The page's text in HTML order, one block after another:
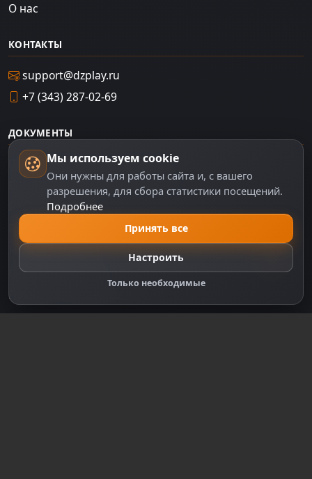
О нас
КОНТАКТЫ
support@dzplay.ru
+7 (343) 287-02-69
ДОКУМЕНТЫ
Пользовательское соглашение
Политика персональных данных
Правила оплаты
Настройки cookie
Правообладателям
Правила сообщества
Мы используем cookie
Они нужны для работы сайта и, с вашего
разрешения, для сбора статистики посещений.
Подробнее
Принять все
Настроить
Только необходимые